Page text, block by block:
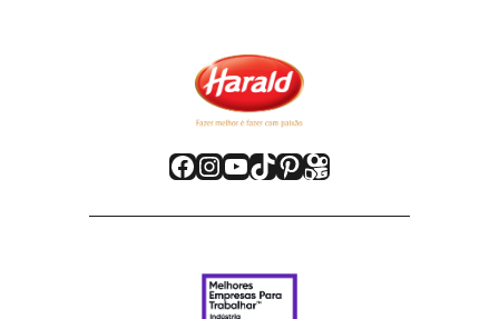
Facebook
Instagram
Youtube
TikTok
Pinterest
Kwai